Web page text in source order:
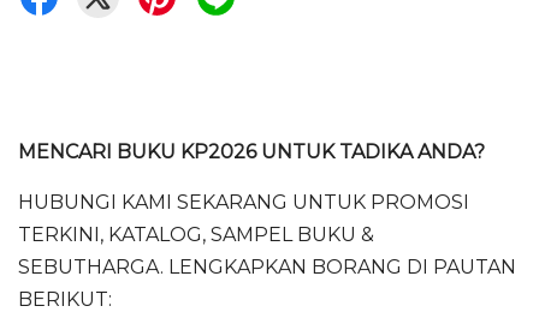
MENCARI BUKU KP2026 UNTUK TADIKA ANDA?
HUBUNGI KAMI SEKARANG UNTUK PROMOSI
TERKINI, KATALOG, SAMPEL BUKU &
SEBUTHARGA. LENGKAPKAN BORANG DI PAUTAN
BERIKUT: